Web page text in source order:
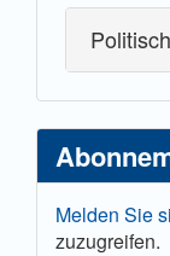
Melden Sie
zuzugreifen.